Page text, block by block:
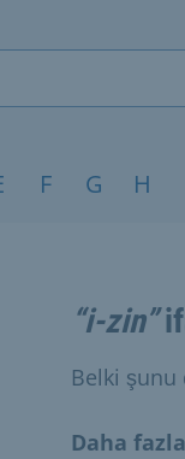
F G H
“i-zin”
Belki şunu
Daha